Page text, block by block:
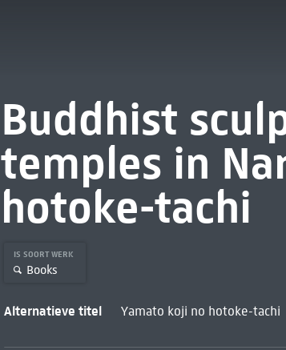
Buddhist
temples in
hotoke-tachi
IS SOORT WERK
Books
Alternatieve titel Yamato koji no hotoke-tachi